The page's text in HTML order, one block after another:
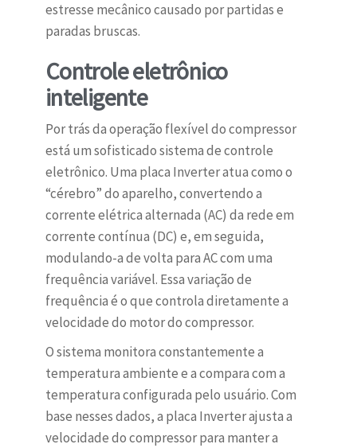
estresse mecânico causado por partidas e
paradas bruscas.
Controle eletrônico
inteligente
Por trás da operação flexível do compressor
está um sofisticado sistema de controle
eletrônico. Uma placa Inverter atua como o
“cérebro” do aparelho, convertendo a
corrente elétrica alternada (AC) da rede em
corrente contínua (DC) e, em seguida,
modulando-a de volta para AC com uma
frequência variável. Essa variação de
frequência é o que controla diretamente a
velocidade do motor do compressor.
O sistema monitora constantemente a
temperatura ambiente e a compara com a
temperatura configurada pelo usuário. Com
base nesses dados, a placa Inverter ajusta a
velocidade do compressor para manter a